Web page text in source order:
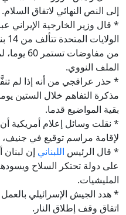
إلى النص النهائي لاتفاق السلام.
* قال وزير الخارجية
من
الملف النووي.
* حذر عراقجي من أنه إذا لم
مذكرة التفاهم خلال الستين
بقية المواضيع قدما.
* نقلت وسائل إعلام
لإقامة مراسم توقيع في جنيف،
* قال الرئيس اللبناني إن
على دولة تحتكر السلاح
المليشيات.
* هدد الجيش الإسرائيلي
اتفاق وقف إطلاق النار.